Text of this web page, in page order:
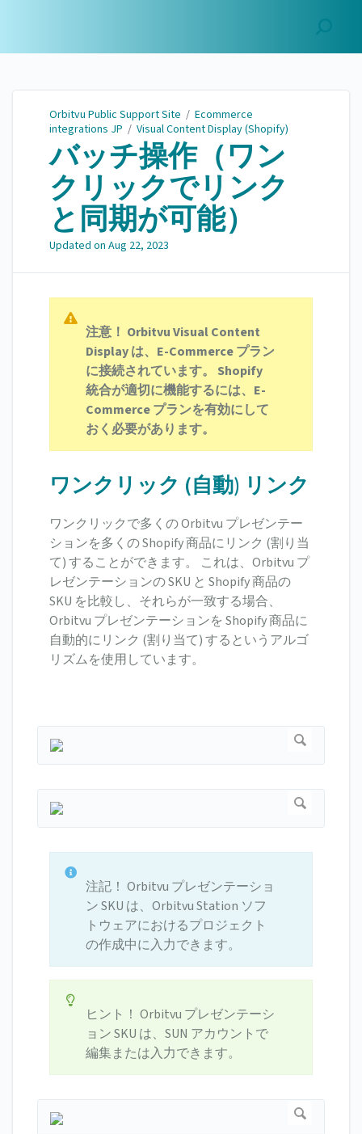
Orbitvu Public Support Site / Ecommerce
integrations JP / Visual Content Display (Shopify)
バッチ操作（ワン
クリックでリンク
と同期が可能）
Updated on Aug 22, 2023
注意！ Orbitvu Visual Content
Display は、E-Commerce プラン
に接続されています。 Shopify
統合が適切に機能するには、E-
Commerce プランを有効にして
おく必要があります。
ワンクリック (自動) リンク
ワンクリックで多くの Orbitvu プレゼンテー
ションを多くの Shopify 商品にリンク (割り当
て) することができます。 これは、Orbitvu プ
レゼンテーションの SKU と Shopify 商品の
SKU を比較し、それらが一致する場合、
Orbitvu プレゼンテーションを Shopify 商品に
自動的にリンク (割り当て) するというアルゴ
リズムを使用しています。
注記！ Orbitvu プレゼンテーショ
ン SKU は、Orbitvu Station ソフ
トウェアにおけるプロジェクト
の作成中に入力できます。
ヒント！ Orbitvu プレゼンテーシ
ョン SKU は、SUN アカウントで
編集または入力できます。